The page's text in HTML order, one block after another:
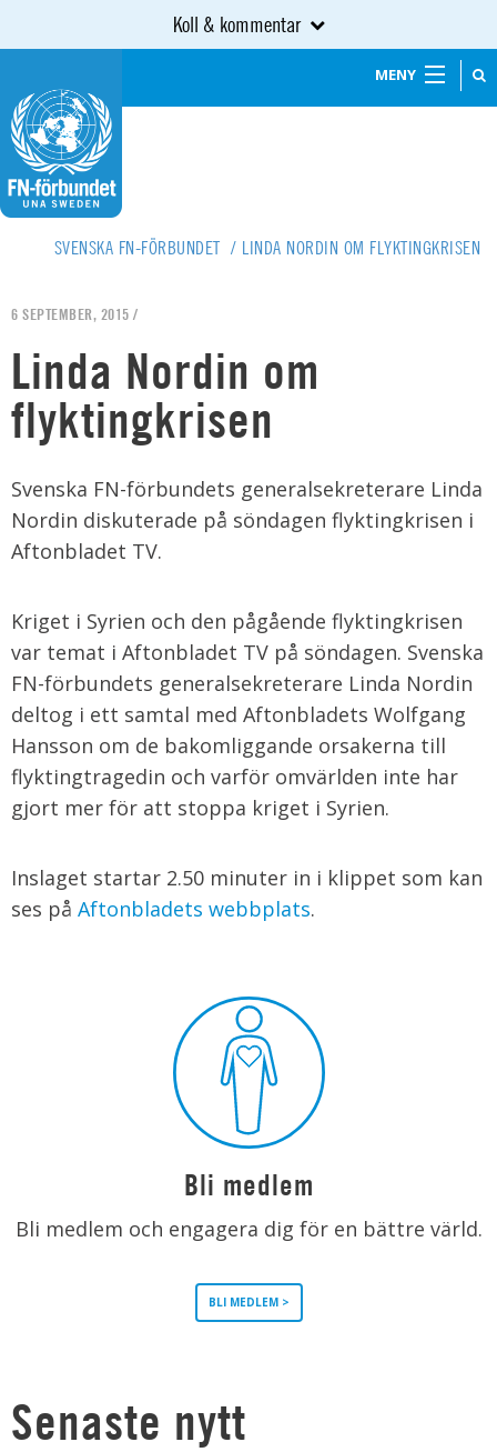
Koll & kommentar
MENY
SVENSKA FN-FÖRBUNDET / LINDA NORDIN OM FLYKTINGKRISEN
6 SEPTEMBER, 2015 /
Linda Nordin om
flyktingkrisen
Svenska FN-förbundets generalsekreterare Linda
Nordin diskuterade på söndagen flyktingkrisen i
Aftonbladet TV.
Kriget i Syrien och den pågående flyktingkrisen
var temat i Aftonbladet TV på söndagen. Svenska
FN-förbundets generalsekreterare Linda Nordin
deltog i ett samtal med Aftonbladets Wolfgang
Hansson om de bakomliggande orsakerna till
flyktingtragedin och varför omvärlden inte har
gjort mer för att stoppa kriget i Syrien.
Inslaget startar 2.50 minuter in i klippet som kan
ses på Aftonbladets webbplats.
Bli medlem
Bli medlem och engagera dig för en bättre värld.
BLI MEDLEM >
Senaste nytt